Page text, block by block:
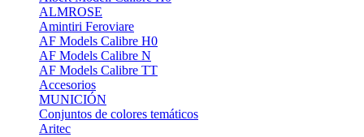
ALMROSE
Amintiri Feroviare
AF Models Calibre H0
AF Models Calibre N
AF Models Calibre TT
Accesorios
MUNICIÓN
Conjuntos de colores temáticos
Aritec